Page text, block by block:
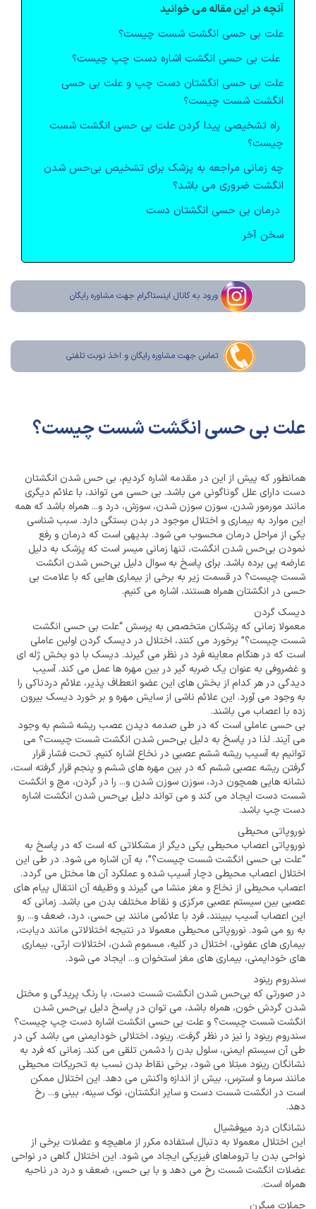
آنچه در این مقاله می خوانید
علت بی حسی انگشت شست چیست؟
علت بی حسی انگشت اشاره دست چپ چیست؟
علت بی حسی انگشتان دست چپ و علت بی حسی
انگشت شست چیست؟
راه تشخیصی پیدا کردن علت بی حسی انگشت شست
چیست؟
چه زمانی مراجعه به پزشک برای تشخیص بی‌حس شدن
انگشت ضروری می باشد؟
درمان بی حسی انگشتان دست
سخن آخر
ورود به کانال اینستاگرام جهت مشاوره رایگان
تماس جهت مشاوره رايگان و اخذ نوبت تلفنی
علت بی حسی انگشت شست چیست؟
همانطور که پیش از این در مقدمه اشاره کردیم، بی حس شدن انگشتان
دست دارای علل گوناگونی می باشد. بی حسی می تواند، با علائم دیگری
مانند مورمور شدن، سوزن سوزن شدن، سوزش، درد و... همراه باشد که همه
این موارد به بیماری و اختلال موجود در بدن بستگی دارد. سبب شناسی
یکی از مراحل درمان محسوب می شود. بدیهی است که درمان و رفع
نمودن بی‌حس شدن انگشت، تنها زمانی میسر است که پزشک به دلیل
عارضه پی برده باشد. برای پاسخ به سوال دلیل بی‌حس شدن انگشت
شست چیست؟ در قسمت زیر به برخی از بیماری هایی که با علامت بی
حسی در انگشتان همراه هستند، اشاره می کنیم.
دیسک گردن
معمولا زمانی که پزشکان متخصص به پرسش “علت بی حسی انگشت
شست چیست؟” برخورد می کنند، اختلال در دیسک گردن اولین عاملی
است که در هنگام معاینه فرد در نظر می گیرند. دیسک با دو بخش ژله ای
و غضروفی به عنوان یک ضربه گیر در بین مهره ها عمل می کند. آسیب
دیدگی در هر کدام از بخش های این عضو انعطاف پذیر، علائم دردناکی را
به وجود می آورد. این علائم ناشی از سایش مهره و بر خورد دیسک بیرون
زده با اعصاب می باشند.
بی حسی عاملی است که در طی صدمه دیدن عصب ریشه ششم به وجود
می آیند. لذا در پاسخ به دلیل بی‌حس شدن انگشت شست چیست؟ می
توانیم به آسیب ریشه ششم عصبی در نخاع اشاره کنیم. تحت فشار قرار
گرفتن ریشه عصبی ششم که در بین مهره های ششم و پنجم قرار گرفته است،
نشانه هایی همچون درد، سوزن سوزن شدن و... را در گردن، مچ و انگشت
شست دست ایجاد می کند و می تواند دلیل بی‌حس شدن انگشت اشاره
دست چپ باشد.
نوروپاتی محیطی
نوروپاتی اعصاب محیطی یکی دیگر از مشکلاتی که است که در پاسخ به
“علت بی حسی انگشت شست چیست؟”، به آن اشاره می شود. در طی این
اختلال اعصاب محیطی دچار آسیب شده و عملکرد آن ها مختل می گردد.
اعصاب محیطی از نخاع و مغز منشا می گیرند و وظیفه آن انتقال پیام های
عصبی بین سیستم عصبی مرکزی و نقاط مختلف بدن می باشد. زمانی که
این اعصاب آسیب ببینند، فرد با علائمی مانند بی حسی، درد، ضعف و... رو
به رو می شود. نوروپاتی محیطی معمولا در نتیجه اختلالاتی مانند دیابت،
بیماری های عفونی، اختلال در کلیه، مسموم شدن، اختلالات ارثی، بیماری
های خودایمنی، بیماری های مغز استخوان و... ایجاد می شود.
سندروم رینود
در صورتی که بی‌حس شدن انگشت شست دست، با رنگ پریدگی و مختل
شدن گردش خون، همراه باشد، می توان در پاسخ دلیل بی‌حس شدن
انگشت شست چیست؟ و علت بی حسی انگشت اشاره دست چپ چیست؟
سندروم رینود را نیز در نظر گرفت. رینود، اختلالی خودایمنی می باشد کی در
طی آن سیستم ایمنی، سلول بدن را دشمن تلقی می کند. زمانی که فرد به
نشانگان رینود مبتلا می شود، برخی نقاط بدن نسب به تحریکات محیطی
مانند سرما و استرس، بیش از اندازه واکنش می دهد. این اختلال ممکن
است در انگشت شست دست و سایر انگشتان، نوک سینه، بینی و... رخ
دهد.
نشانگان درد میوفشیال
این اختلال معمولا به دنبال استفاده مکرر از ماهیچه و عضلات برخی از
نواحی بدن یا تروماهای فیزیکی ایجاد می شود. این اختلال گاهی در نواحی
عضلات انگشت شست رخ می دهد و با بی حسی، ضعف و درد در ناحیه
همراه است.
حملات میگرن